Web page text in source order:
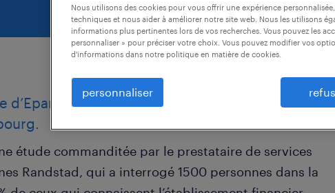
d’Epargne de l’Etat est l’employeur le plus
étude commanditée par le prestataire de services
Randstad, qui a interrogé 1500 personnes dans la
Nous utilisons des cookies pour vous offrir une expérience
techniques et nous aider à améliorer notre site web. Nous les utilisons
informations plus pertinentes lors de vos recherches. Vous pouvez les
personnaliser » pour préciser votre choix. Vous pouvez modifier vos
d'informations dans notre politique en matière de cookies.
personnaliser